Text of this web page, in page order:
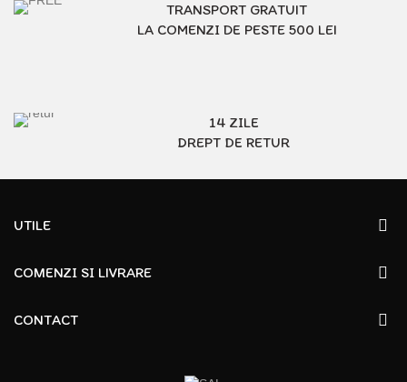
TRANSPORT GRATUIT
LA COMENZI DE PESTE 500 LEI
14 ZILE
DREPT DE RETUR
UTILE
COMENZI SI LIVRARE
CONTACT